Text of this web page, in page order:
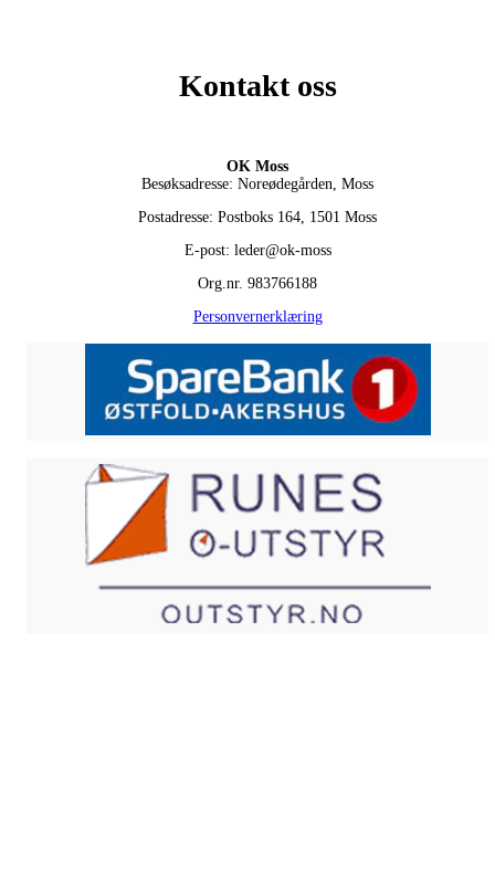
Kontakt oss
OK Moss
Besøksadresse: Noreødegården, Moss
Postadresse: Postboks 164, 1501 Moss
E-post: leder@ok-moss
Org.nr. 983766188
Personvernerklæring